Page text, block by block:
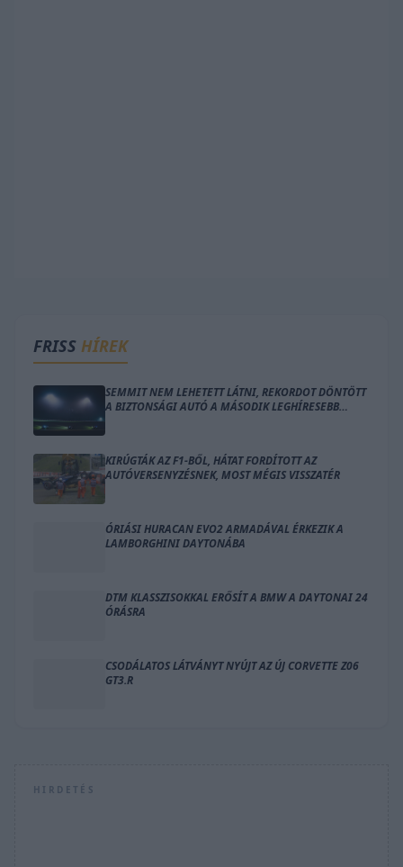
FRISS HÍREK
SEMMIT NEM LEHETETT LÁTNI, REKORDOT DÖNTÖTT
A BIZTONSÁGI AUTÓ A MÁSODIK LEGHÍRESEBB
KIRÚGTÁK AZ F1-BŐL, HÁTAT FORDÍTOTT AZ
AUTÓVERSENYZÉSNEK, MOST MÉGIS VISSZATÉR
ÓRIÁSI HURACAN EVO2 ARMADÁVAL ÉRKEZIK A
LAMBORGHINI DAYTONÁBA
DTM KLASSZISOKKAL ERŐSÍT A BMW A DAYTONAI 24
ÓRÁSRA
CSODÁLATOS LÁTVÁNYT NYÚJT AZ ÚJ CORVETTE Z06
GT3.R
HIRDETÉS